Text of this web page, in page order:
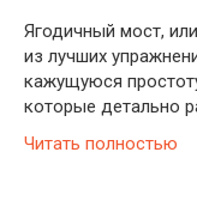
Ягодичный мост,
из лучших
кажущуюся
которые детально
Читать полностью